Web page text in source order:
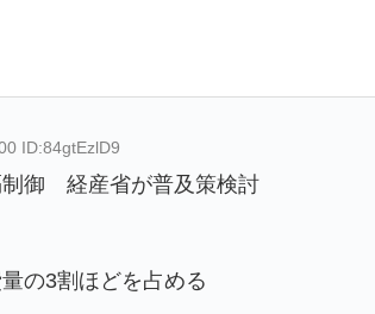
ID:84gtEzlD9
制御 経産省が普及策検討
の3割ほどを占める